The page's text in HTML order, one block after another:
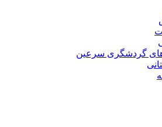
های گردشگری سرعین